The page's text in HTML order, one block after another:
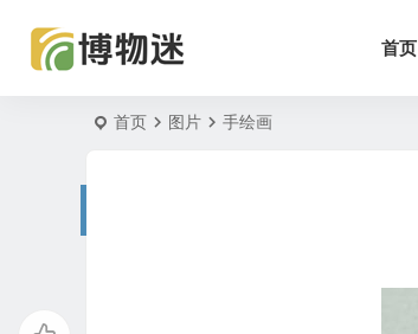
首页
首页 图片 手绘画